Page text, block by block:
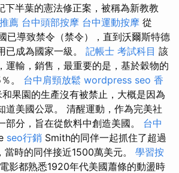
下半葉的憲法修正案，被稱為新教教
薦 台中頭部按摩 台中運動按摩 從
已導致禁令（禁令），直到沃爾斯特德
已成為國家一級。 記帳士 考試科目 該
運輸，銷售，最重要的是，基於穀物的
。 台中肩頸放鬆 wordpress seo 香
和果園的生產沒有被禁止，大概是因為
道美國公眾。 清醒運動，作為完美社
部分，旨在從飲料中創造美國。 台中
seo行銷 Smith的同伴一起抓住了超過
時的同伴接近1500萬美元。 學習按
影都熟悉1920年代美國蕭條的動盪時